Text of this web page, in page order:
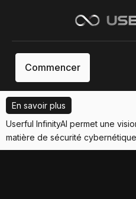
Commencer
En savoir plus
Userful InfinityAI permet une
matière de sécurité